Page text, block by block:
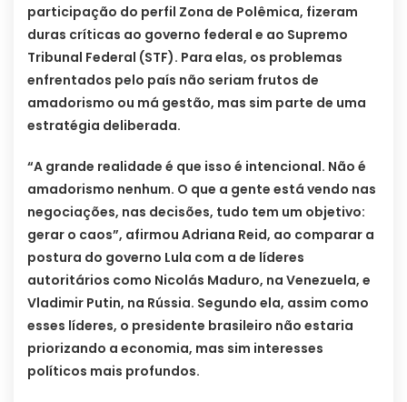
participação do perfil Zona de Polêmica, fizeram
duras críticas ao governo federal e ao Supremo
Tribunal Federal (STF). Para elas, os problemas
enfrentados pelo país não seriam frutos de
amadorismo ou má gestão, mas sim parte de uma
estratégia deliberada.
“A grande realidade é que isso é intencional. Não é
amadorismo nenhum. O que a gente está vendo nas
negociações, nas decisões, tudo tem um objetivo:
gerar o caos”, afirmou Adriana Reid, ao comparar a
postura do governo Lula com a de líderes
autoritários como Nicolás Maduro, na Venezuela, e
Vladimir Putin, na Rússia. Segundo ela, assim como
esses líderes, o presidente brasileiro não estaria
priorizando a economia, mas sim interesses
políticos mais profundos.